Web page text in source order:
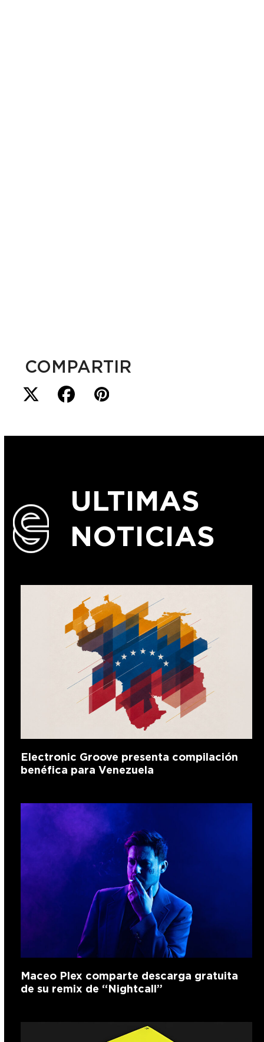
COMPARTIR
ULTIMAS
NOTICIAS
Electronic Groove presenta compilación
benéfica para Venezuela
Maceo Plex comparte descarga gratuita
de su remix de “Nightcall”